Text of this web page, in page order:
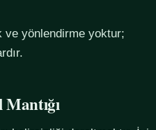
ve yönlendirme yoktur;